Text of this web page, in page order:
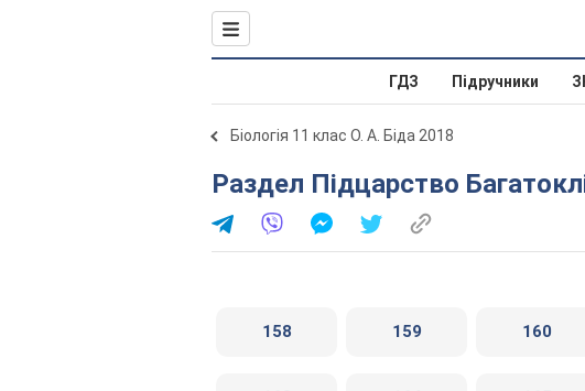
ГДЗ Підручники
Біологія 11 клас О. А. Біда 2018
Раздел Підцарство
158 159 160